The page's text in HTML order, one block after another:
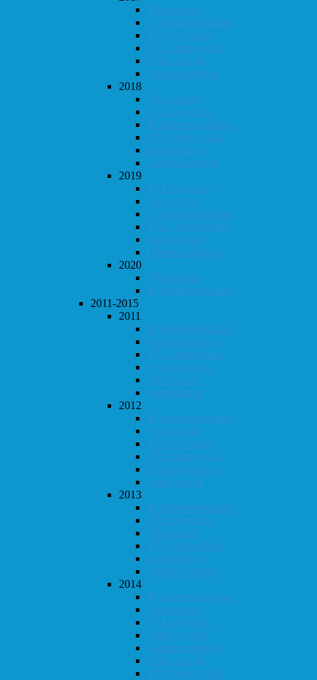
Vår-konrad
Klubbmesterskapet
KM i lynsjakk
KM i hurtigsjakk
Høst-konrad
Høstturneringen
2018
Vår-konrad
KM i lynsjakk
Klubbmesterskapet
KM i hurtigsjakk
Høst-konrad
Høstturneringen
2019
KM i lynsjakk
Vår-konrad
Klubbmesterskapet
KM i Hurtigsjakk
Høst-konrad
Høstturneringen
2020
Vår-konrad
Klubbmesterskapet
2011-2015
2011
Klubbmesterskapet
Høstturneringen
KM i hurtigsjakk
KM i lynsjakk
Vår-konrad
Høst-konrad
2012
Klubbmesterskapet
Vår-konrad
KM i lynsjakk
KM i hurtigsjakk
Høstturneringen
Høst-konrad
2013
Klubbmesterskapet
KM i lynsjakk
Vår-konrad
KM i hurtigsjakk
Høst-konrad
Høstturneringen
2014
Klubbmesterskapet
Vår-konrad
KM i lynsjakk
Dobbeltsjakk
Høstturneringen
Høst-konrad
KM i hurtigsjakk